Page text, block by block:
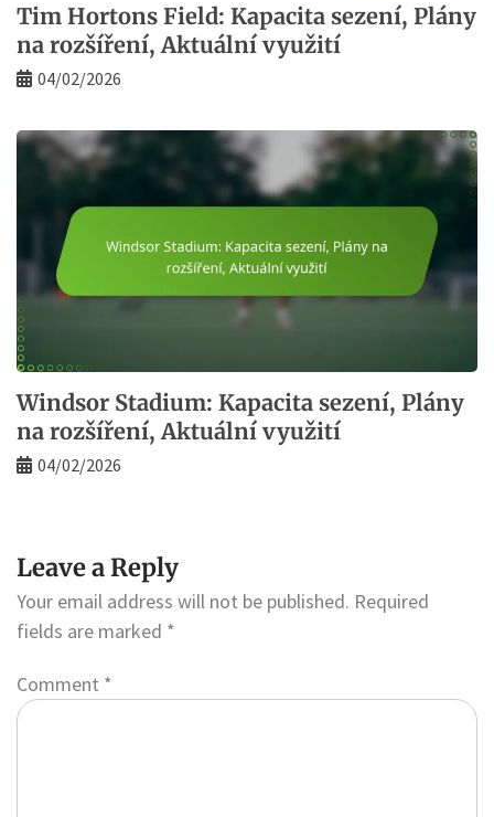
Tim Hortons Field: Kapacita sezení, Plány
na rozšíření, Aktuální využití
04/02/2026
Windsor Stadium: Kapacita sezení, Plány
na rozšíření, Aktuální využití
04/02/2026
Leave a Reply
Your email address will not be published. Required
fields are marked *
Comment *